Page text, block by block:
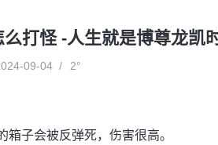
打怪 -人生就是博尊龙凯
09-04 2°
子会被反弹死，伤害很高。